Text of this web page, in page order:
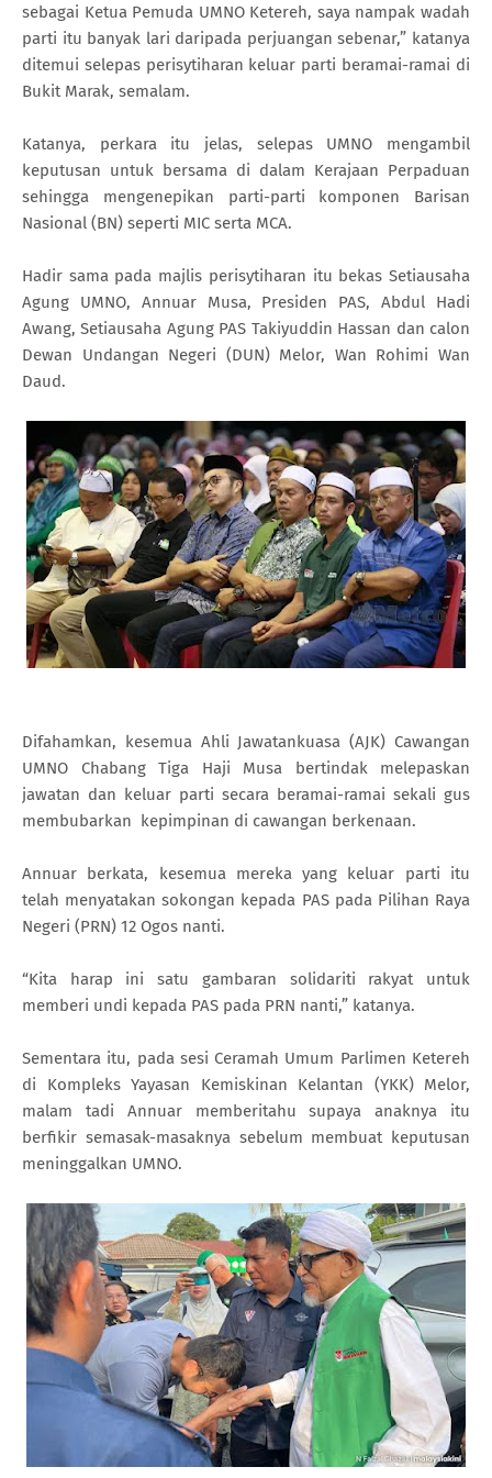
sebagai Ketua Pemuda UMNO Ketereh, saya nampak wadah
parti itu banyak lari daripada perjuangan sebenar,” katanya
ditemui selepas perisytiharan keluar parti beramai-ramai di
Bukit Marak, semalam.
Katanya, perkara itu jelas, selepas UMNO mengambil
keputusan untuk bersama di dalam Kerajaan Perpaduan
sehingga mengenepikan parti-parti komponen Barisan
Nasional (BN) seperti MIC serta MCA.
Hadir sama pada majlis perisytiharan itu bekas Setiausaha
Agung UMNO, Annuar Musa, Presiden PAS, Abdul Hadi
Awang, Setiausaha Agung PAS Takiyuddin Hassan dan calon
Dewan Undangan Negeri (DUN) Melor, Wan Rohimi Wan
Daud.
Difahamkan, kesemua Ahli Jawatankuasa (AJK) Cawangan
UMNO Chabang Tiga Haji Musa bertindak melepaskan
jawatan dan keluar parti secara beramai-ramai sekali gus
membubarkan kepimpinan di cawangan berkenaan.
Annuar berkata, kesemua mereka yang keluar parti itu
telah menyatakan sokongan kepada PAS pada Pilihan Raya
Negeri (PRN) 12 Ogos nanti.
“Kita harap ini satu gambaran solidariti rakyat untuk
memberi undi kepada PAS pada PRN nanti,” katanya.
Sementara itu, pada sesi Ceramah Umum Parlimen Ketereh
di Kompleks Yayasan Kemiskinan Kelantan (YKK) Melor,
malam tadi Annuar memberitahu supaya anaknya itu
berfikir semasak-masaknya sebelum membuat keputusan
meninggalkan UMNO.